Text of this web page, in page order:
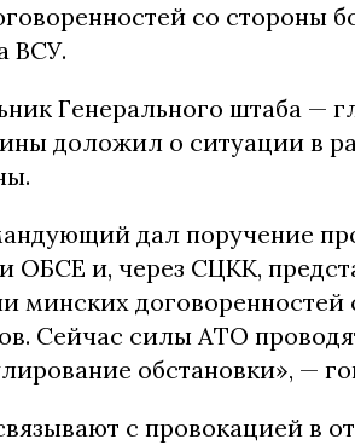
со стороны
ВСУ.
Генерального штаба —
доложил о ситуации в
дал поручение
ОБСЕ и, через СЦКК,
минских договоренностей
Сейчас силы АТО
обстановки», —
с провокацией в